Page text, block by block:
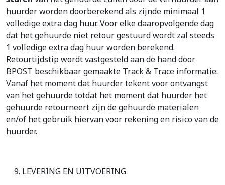
huurder worden doorberekend als zijnde minimaal 1
volledige extra dag huur. Voor elke daaropvolgende dag
dat het gehuurde niet retour gestuurd wordt zal steeds
1 volledige extra dag huur worden berekend.
Retourtijdstip wordt vastgesteld aan de hand door
BPOST beschikbaar gemaakte Track & Trace informatie.
Vanaf het moment dat huurder tekent voor ontvangst
van het gehuurde totdat het moment dat huurder het
gehuurde retourneert zijn de gehuurde materialen
en/of het gebruik hiervan voor rekening en risico van de
huurder.
LEVERING EN UITVOERING